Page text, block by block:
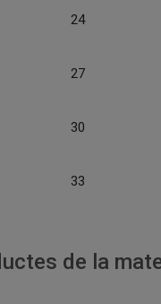
24
27
30
33
de la